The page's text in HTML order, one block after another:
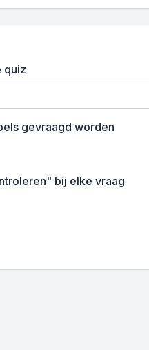
quiz
gevraagd worden
bij elke vraag